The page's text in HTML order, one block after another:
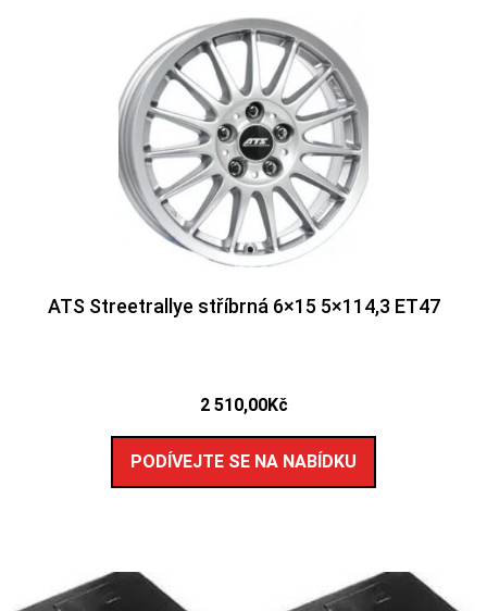
ATS Streetrallye stříbrná 6×15 5×114,3 ET47
2 510,00Kč
PODÍVEJTE SE NA NABÍDKU